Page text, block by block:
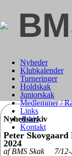
Nyheder
Klubkalender
Turneringer
Holdskak
Juniorskak
Medlemmer /
Links
Arkiv
Kontakt
Nyhedsarkiv
Peter
2024
af BMS Skak 7/12-